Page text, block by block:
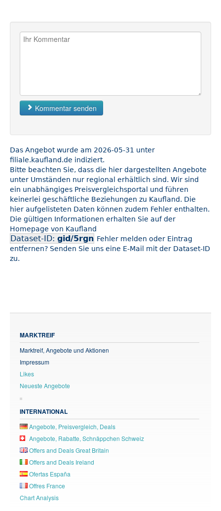
Kommentar senden
Das Angebot wurde am 2026-05-31 unter
filiale.kaufland.de indiziert.
Bitte beachten Sie, dass die hier dargestellten Angebote
unter Umständen nur regional erhältlich sind. Wir sind
ein unabhängiges Preisvergleichsportal und führen
keinerlei geschäftliche Beziehungen zu Kaufland. Die
hier aufgelisteten Daten können zudem Fehler enthalten.
Die gültigen Informationen erhalten Sie auf der
Homepage von Kaufland
Dataset-ID: gid/5rgn Fehler melden oder Eintrag
entfernen? Senden Sie uns eine E-Mail mit der Dataset-ID
zu.
MARKTREIF
Marktreif, Angebote und Aktionen
Impressum
Likes
Neueste Angebote
INTERNATIONAL
Angebote, Preisvergleich, Deals
Angebote, Rabatte, Schnäppchen Schweiz
Offers and Deals Great Britain
Offers and Deals Ireland
Ofertas España
Offres France
Chart Analysis